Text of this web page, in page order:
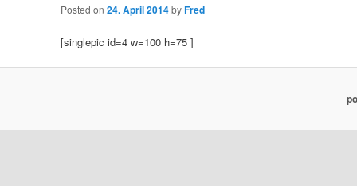
Posted on 24. April 2014byFred
[singlepic id=4 w=100 h=75 ]